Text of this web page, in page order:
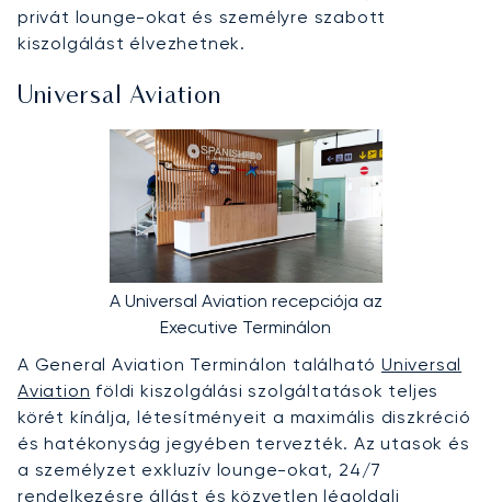
privát lounge-okat és személyre szabott
kiszolgálást élvezhetnek.
Universal Aviation
A Universal Aviation recepciója az
Executive Terminálon
A General Aviation Terminálon található Universal
Aviation földi kiszolgálási szolgáltatások teljes
körét kínálja, létesítményeit a maximális diszkréció
és hatékonyság jegyében tervezték. Az utasok és
a személyzet exkluzív lounge-okat, 24/7
rendelkezésre állást és közvetlen légoldali